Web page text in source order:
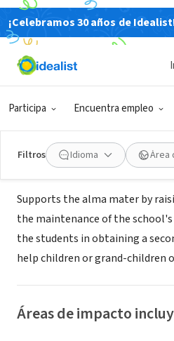
¡Celebramos 30 años de
Participa Encuentra empleo
Filtros Idioma Área
ORGANIZACIÓN SIN FIN DE
St. Stanislaus
Association Toronto
ON, Canadá www.torontosaints.com
Acerca de
Supports the alma mater by
the maintenance of the
the students in obtaining a
help children or grand-children
Áreas de impacto